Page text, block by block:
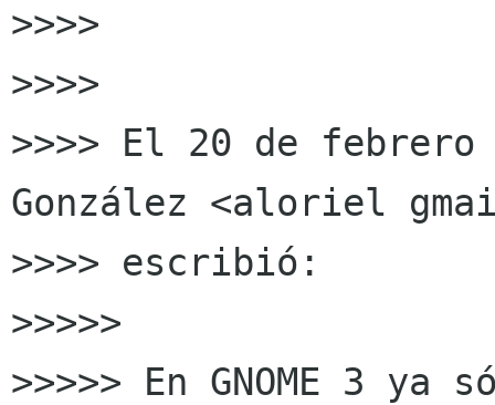
>>>>
>>>>
>>>> El 20 de febrero
González <aloriel
>>>> escribió:
>>>>>
>>>>> En GNOME 3